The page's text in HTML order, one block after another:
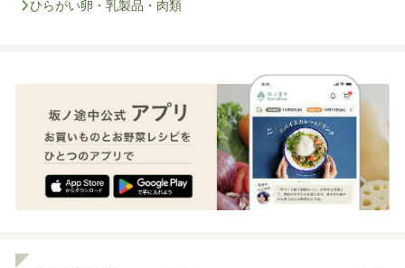
ひらがい卵・乳製品・肉類